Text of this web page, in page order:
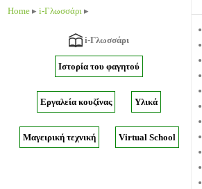
Home ▸ i-Γλωσσάρι ▸
i-Γλωσσάρι
Ιστορία του φαγητού
Εργαλεία κουζίνας Υλικά
Μαγειρική τεχνική Virtual School